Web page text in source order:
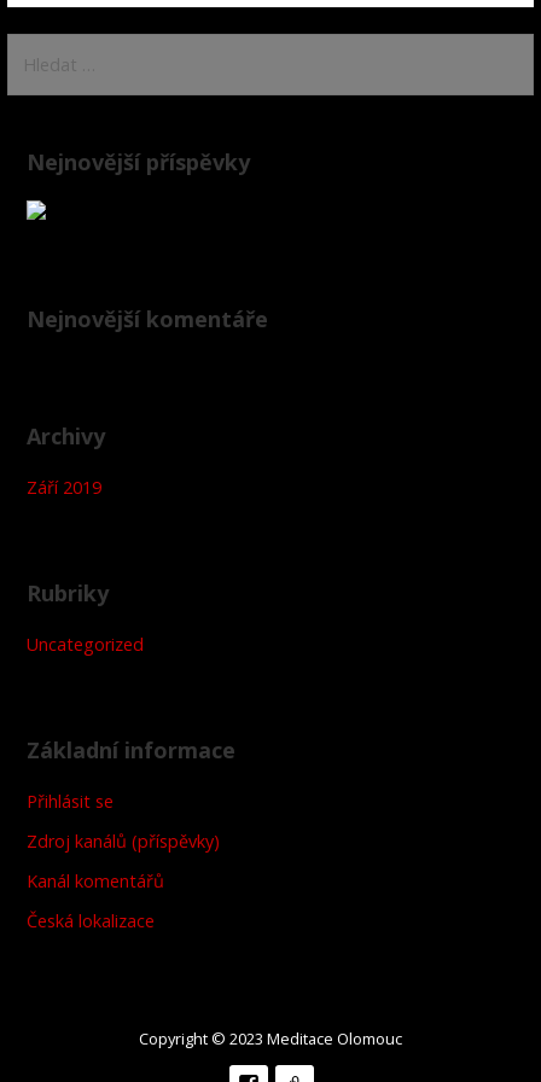
Nejnovější příspěvky
Nejnovější komentáře
Archivy
Září 2019
Rubriky
Uncategorized
Základní informace
Přihlásit se
Zdroj kanálů (příspěvky)
Kanál komentářů
Česká lokalizace
Copyright © 2023 Meditace Olomouc